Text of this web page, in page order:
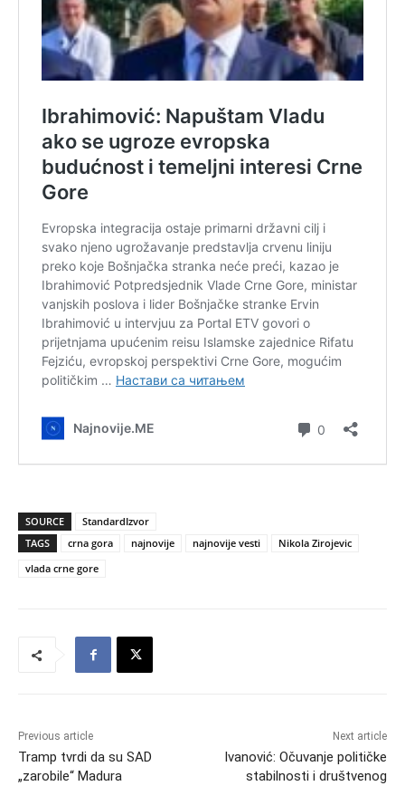
SOURCE
StandardIzvor
TAGS
crna gora najnovije najnovije vesti
Nikola Zirojevic
vlada crne gore
Previous article
Tramp tvrdi da su SAD
„zarobile“ Madura
Next article
Ivanović: Očuvanje političke
stabilnosti i društvenog